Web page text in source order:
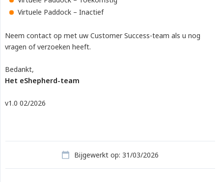
Virtuele Paddock – Inactief
Neem contact op met uw Customer Success-team als u nog
vragen of verzoeken heeft.
Bedankt,
Het eShepherd-team
v1.0 02/2026
Bijgewerkt op: 31/03/2026